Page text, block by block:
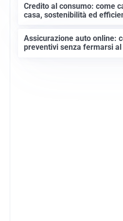
Credito al consumo: come
casa, sostenibilità ed
Assicurazione auto online:
preventivi senza fermarsi al